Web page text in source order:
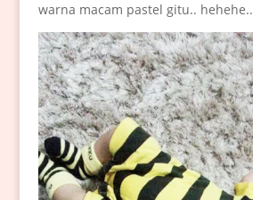
warna macam pastel gitu.. hehehe..